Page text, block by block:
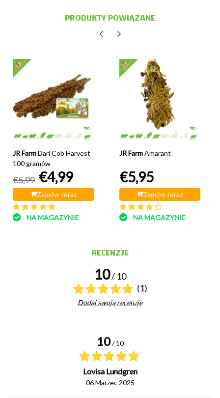
PRODUKTY POWIĄZANE
JR FarmDari Cob Harvest
100 gramów
€5,99 €4,99
Zamów teraz
NA MAGAZYNIE
JR Farm Amarant
€5,95
Zamów teraz
NA MAGAZYNIE
RECENZJE
10/ 10
(1)
Dodaj swoją recenzję
10 / 10
Lovisa Lundgren
06 Marzec 2025